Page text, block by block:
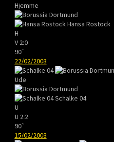
Hjemme
Hansa Rostock
H
V 2:0
90`
22/02/2003
Ude
Schalke 04
U
U 2:2
90`
15/02/2003